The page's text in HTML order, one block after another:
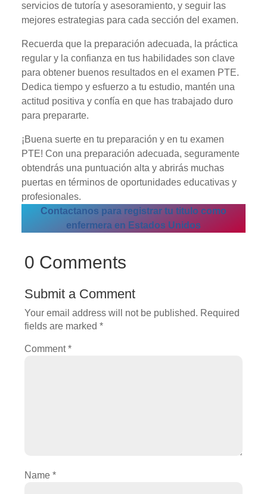
servicios de tutoría y asesoramiento, y seguir las
mejores estrategias para cada sección del examen.
Recuerda que la preparación adecuada, la práctica
regular y la confianza en tus habilidades son clave
para obtener buenos resultados en el examen PTE.
Dedica tiempo y esfuerzo a tu estudio, mantén una
actitud positiva y confía en que has trabajado duro
para prepararte.
¡Buena suerte en tu preparación y en tu examen
PTE! Con una preparación adecuada, seguramente
obtendrás una puntuación alta y abrirás muchas
puertas en términos de oportunidades educativas y
profesionales.
Contactanos para registrar tu titulo como
enfermera en Estados Unidos
0 Comments
Submit a Comment
Your email address will not be published. Required
fields are marked*
Comment*
Name*